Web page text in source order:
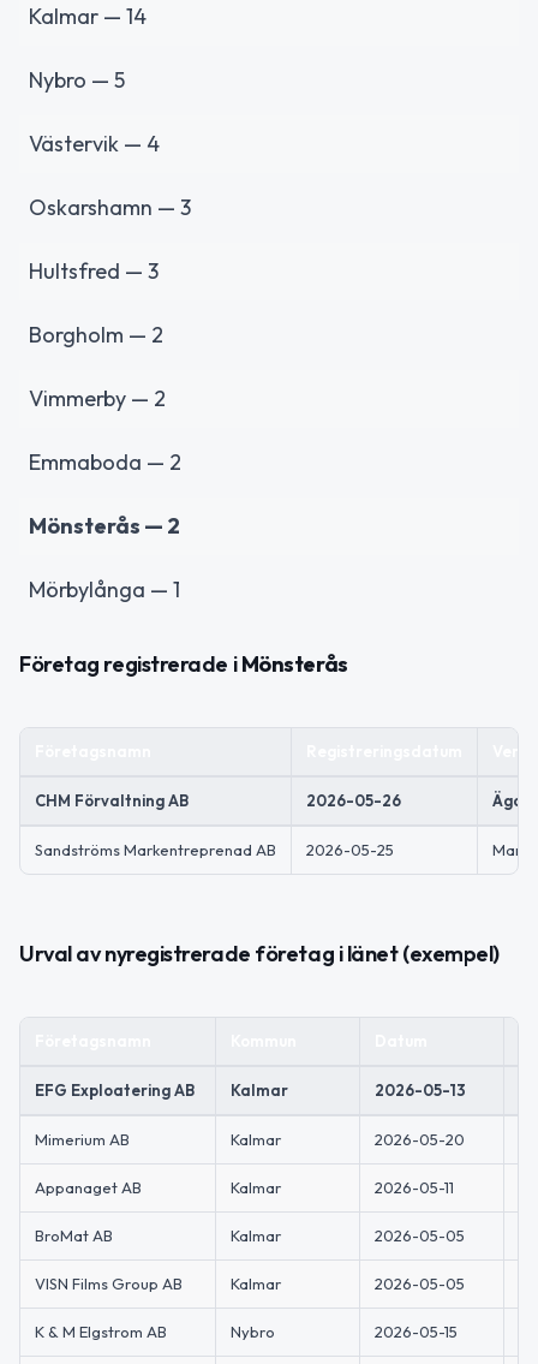
Kalmar — 14
Nybro — 5
Västervik — 4
Oskarshamn — 3
Hultsfred — 3
Borgholm — 2
Vimmerby — 2
Emmaboda — 2
Mönsterås — 2
Mörbylånga — 1
Företag registrerade iMönsterås
CHM Förvaltning AB 2026-05-26 Äga
Sandströms Markentreprenad AB 2026-05-25 Mark-
Urval av nyregistrerade företag i länet (exempel)
EFG Exploatering AB Kalmar 2026-05-13
Mimerium AB Kalmar 2026-05-20
Appanaget AB Kalmar 2026-05-11
BroMat AB Kalmar 2026-05-05
VISN Films Group AB Kalmar 2026-05-05
K & M Elgstrom AB Nybro 2026-05-15